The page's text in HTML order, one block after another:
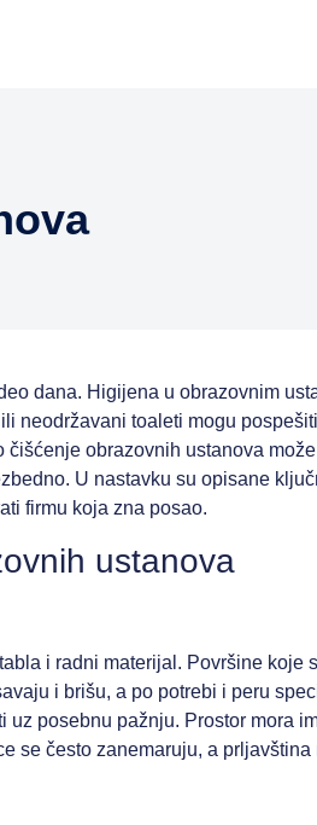
dana. Higijena u obrazovnim
neodržavani toaleti mogu
obrazovnih ustanova
U nastavku su opisane
firmu koja zna posao.
ustanova
i radni materijal. Površine koje
i brišu, a po potrebi i peru
posebnu pažnju. Prostor mora
se često zanemaruju, a